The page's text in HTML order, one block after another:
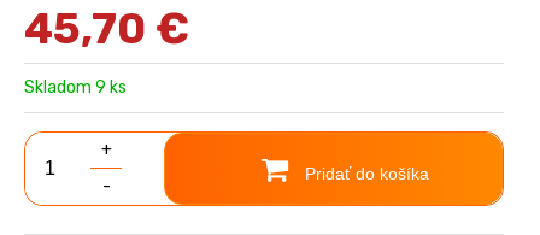
45,70 €
Skladom 9 ks
+
-
Pridať do košíka